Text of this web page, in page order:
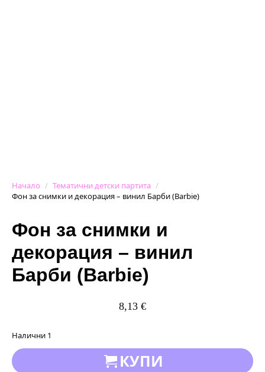
Начало
Тематични детски партита
Фон за снимки и декорация – винил Барби (Barbie)
Фон за снимки и
декорация – винил
Барби (Barbie)
8,13 €
Налични 1
КУПИ